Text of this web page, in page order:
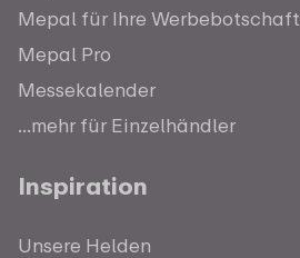
Mepal für Ihre Werbebotschaft
Mepal Pro
Messekalender
...mehr für Einzelhändler
Inspiration
Unsere Helden